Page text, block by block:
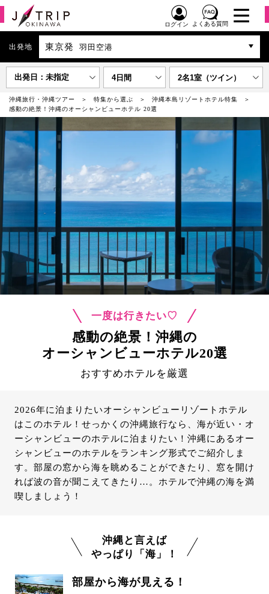
ログイン よくある質問
出発地 東京発 羽田空港
出発日：未指定 4日間 2名1室（ツイン）
沖縄旅行・沖縄ツアー 特集から選ぶ
沖縄本島リゾートホテル特集
感動の絶景！沖縄のオーシャンビューホテル 20選
一度は行きたい♡
感動の絶景！沖縄の
オーシャンビューホテル20選
おすすめホテルを厳選
2026年に泊まりたいオーシャンビューリゾートホテル
はこのホテル！せっかくの沖縄旅行なら、海が近い・オ
ーシャンビューのホテルに泊まりたい！沖縄にあるオー
シャンビューのホテルをランキング形式でご紹介しま
す。部屋の窓から海を眺めることができたり、窓を開け
れば波の音が聞こえてきたり…。ホテルで沖縄の海を満
喫しましょう！
沖縄と言えば
やっぱり「海」！
部屋から海が見える！